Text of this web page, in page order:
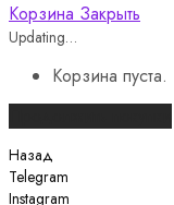
Корзина Закрыть
Updating…
Корзина пуста.
Назад
Telegram
Instagram